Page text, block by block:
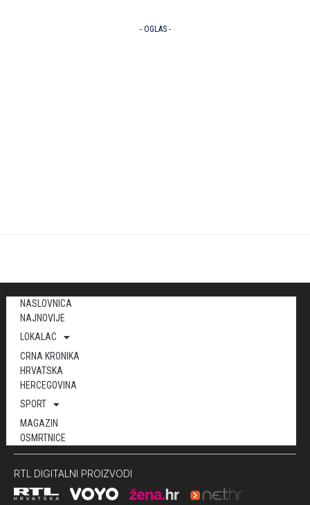
- OGLAS -
NASLOVNICA
NAJNOVIJE
LOKALAC
CRNA KRONIKA
HRVATSKA
HERCEGOVINA
SPORT
MAGAZIN
OSMRTNICE
RTL DIGITALNI PROIZVODI